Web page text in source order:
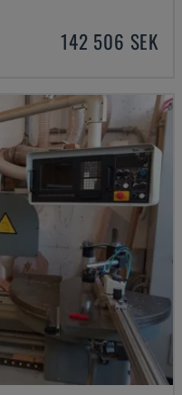
142 506 SEK